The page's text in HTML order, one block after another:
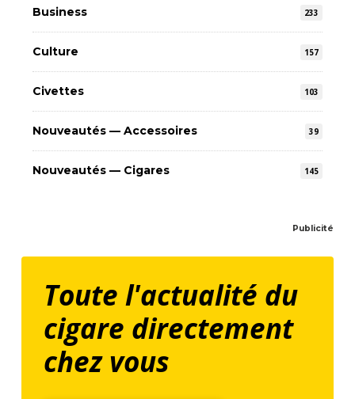
Business 233
Culture 157
Civettes 103
Nouveautés — Accessoires 39
Nouveautés — Cigares 145
Publicité
Toute l'actualité du
cigare directement
chez vous